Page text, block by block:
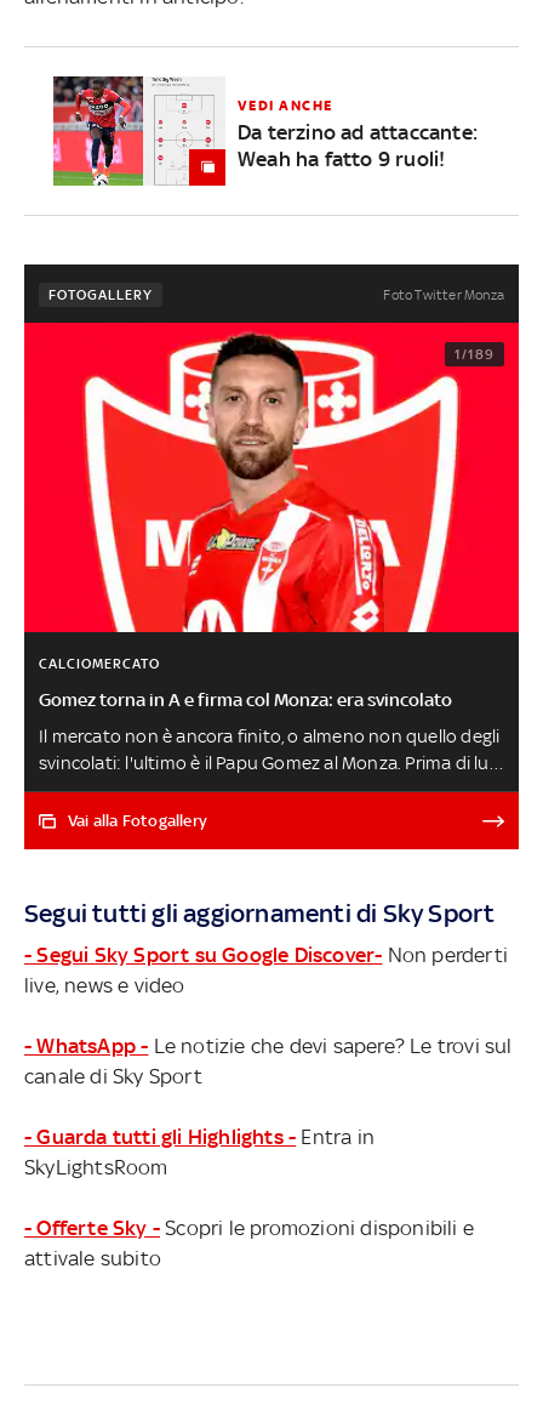
VEDI ANCHE
Da terzino ad attaccante:
Weah ha fatto 9 ruoli!
FOTOGALLERY Foto Twitter Monza
1/189
CALCIOMERCATO
Gomez torna in A e firma col Monza: era svincolato
Il mercato non è ancora finito, o almeno non quello degli
svincolati: l'ultimo è il Papu Gomez al Monza. Prima di lui
la firma di Juan Manuel Cruz, figlio del 'jardinero' Julio, al
Verona e anche il ritorno di Roberto 'Tucu' Pereyra
Vai alla Fotogallery
Segui tutti gli aggiornamenti di Sky Sport
- Segui Sky Sport su Google Discover- Non perderti
live, news e video
- WhatsApp - Le notizie che devi sapere? Le trovi sul
canale di Sky Sport
- Guarda tutti gli Highlights - Entra in
SkyLightsRoom
- Offerte Sky - Scopri le promozioni disponibili e
attivale subito